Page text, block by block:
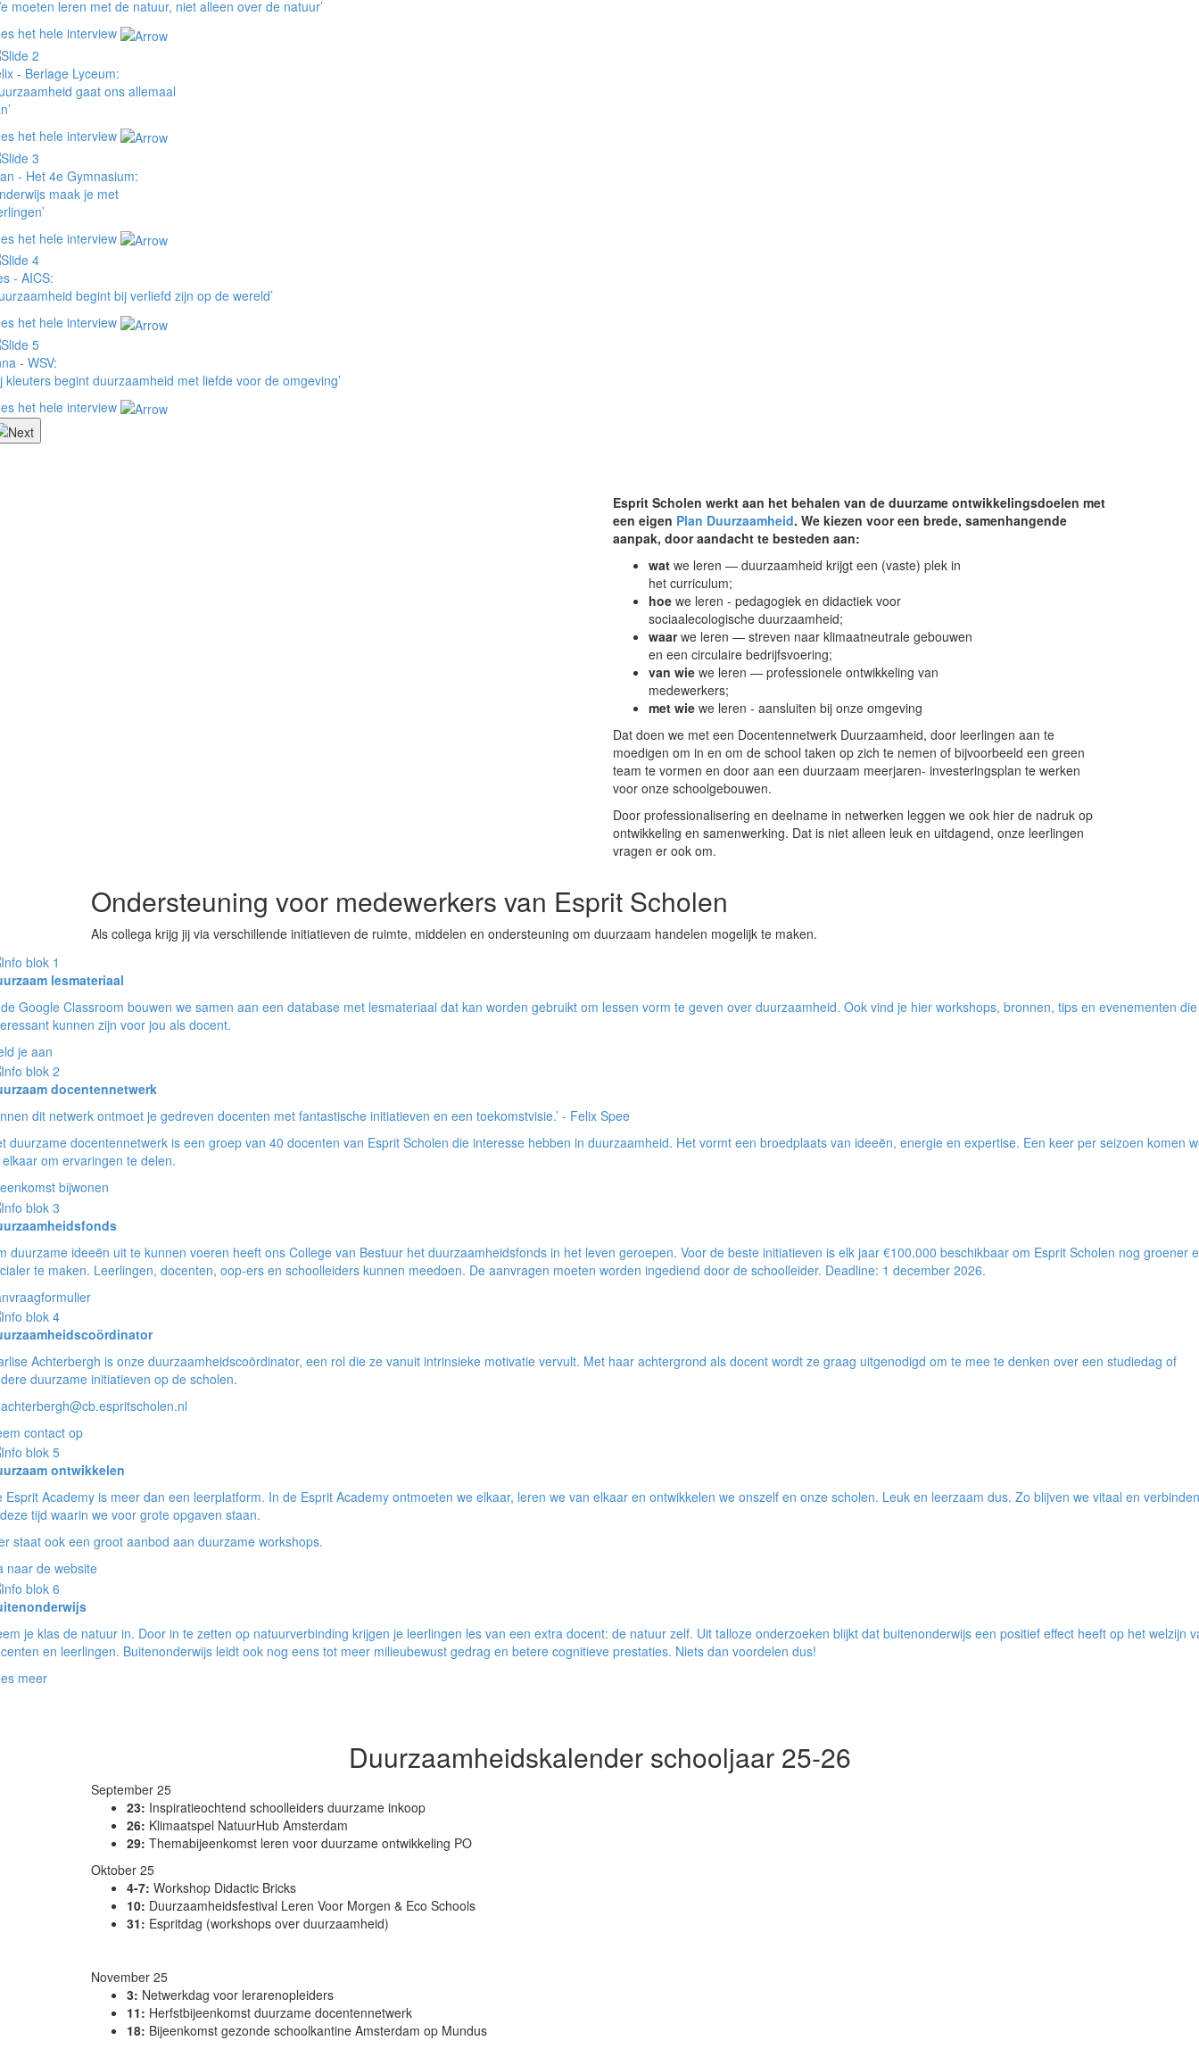
moeten leren met de natuur, niet alleen over de natuur’
het hele interview
- Berlage Lyceum:
gaat ons allemaal
het hele interview
- Het 4e Gymnasium:
maak je met
het hele interview
- AICS:
begint bij verliefd zijn op de wereld’
het hele interview
- WSV:
kleuters begint duurzaamheid met liefde voor de omgeving’
het hele interview
Esprit Scholen werkt aan het behalen van de duurzame ontwikkelingsdoelen met
een eigen Plan Duurzaamheid. We kiezen voor een brede, samenhangende
aanpak, door aandacht te besteden aan:
wat we leren — duurzaamheid krijgt een (vaste) plek in
het curriculum;
hoe we leren - pedagogiek en didactiek voor
sociaalecologische duurzaamheid;
waarwe leren — streven naar klimaatneutrale gebouwen
en een circulaire bedrijfsvoering;
van wie we leren — professionele ontwikkeling van
medewerkers;
met wie we leren - aansluiten bij onze omgeving
Dat doen we met een Docentennetwerk Duurzaamheid, door leerlingen aan te
moedigen om in en om de school taken op zich te nemen of bijvoorbeeld een green
team te vormen en door aan een duurzaam meerjaren- investeringsplan te werken
voor onze schoolgebouwen.
Door professionalisering en deelname in netwerken leggen we ook hier de nadruk op
ontwikkeling en samenwerking. Dat is niet alleen leuk en uitdagend, onze leerlingen
vragen er ook om.
Ondersteuning voor medewerkers van Esprit Scholen
Als collega krijg jij via verschillende initiatieven de ruimte, middelen en ondersteuning om duurzaam handelen mogelijk te maken.
lesmateriaal
Google Classroom bouwen we samen aan een database met lesmateriaal dat kan worden gebruikt om lessen vorm te geven over duurzaamheid. Ook vind je hier workshops, bronnen, tips en evenementen die
kunnen zijn voor jou als docent.
je aan
docentennetwerk
dit netwerk ontmoet je gedreven docenten met fantastische initiatieven en een toekomstvisie.’ - Felix Spee
duurzame docentennetwerk is een groep van 40 docenten van Esprit Scholen die interesse hebben in duurzaamheid. Het vormt een broedplaats van ideeën, energie en expertise. Een keer per seizoen komen
om ervaringen te delen.
bijwonen
duurzame ideeën uit te kunnen voeren heeft ons College van Bestuur het duurzaamheidsfonds in het leven geroepen. Voor de beste initiatieven is elk jaar €100.000 beschikbaar om Esprit Scholen nog groener
te maken. Leerlingen, docenten, oop-ers en schoolleiders kunnen meedoen. De aanvragen moeten worden ingediend door de schoolleider. Deadline: 1 december 2026.
Achterbergh is onze duurzaamheidscoördinator, een rol die ze vanuit intrinsieke motivatie vervult. Met haar achtergrond als docent wordt ze graag uitgenodigd om te mee te denken over een studiedag of
duurzame initiatieven op de scholen.
contact op
ontwikkelen
Esprit Academy is meer dan een leerplatform. In de Esprit Academy ontmoeten we elkaar, leren we van elkaar en ontwikkelen we onszelf en onze scholen. Leuk en leerzaam dus. Zo blijven we vitaal en
tijd waarin we voor grote opgaven staan.
staat ook een groot aanbod aan duurzame workshops.
naar de website
je klas de natuur in. Door in te zetten op natuurverbinding krijgen je leerlingen les van een extra docent: de natuur zelf. Uit talloze onderzoeken blijkt dat buitenonderwijs een positief effect heeft op het welzijn
en leerlingen. Buitenonderwijs leidt ook nog eens tot meer milieubewust gedrag en betere cognitieve prestaties. Niets dan voordelen dus!
meer
Duurzaamheidskalender schooljaar 25-26
September 25
23: Inspiratieochtend schoolleiders duurzame inkoop
26: Klimaatspel NatuurHub Amsterdam
29: Themabijeenkomst leren voor duurzame ontwikkeling PO
Oktober 25
4-7: Workshop Didactic Bricks
10: Duurzaamheidsfestival Leren Voor Morgen & Eco Schools
31: Espritdag (workshops over duurzaamheid)
November 25
3: Netwerkdag voor lerarenopleiders
11: Herfstbijeenkomst duurzame docentennetwerk
18: Bijeenkomst gezonde schoolkantine Amsterdam op Mundus